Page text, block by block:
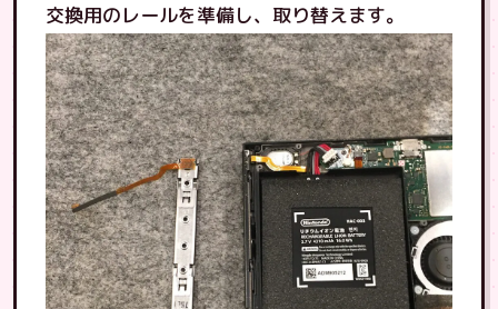
交換用のレールを準備し、取り替えます。